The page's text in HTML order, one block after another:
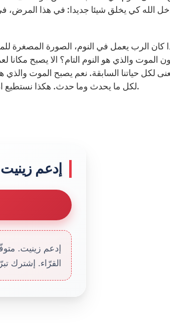
الله كي يخلق شيئا جديدا: في هذا
كان الرب يعمل في النوم، الصورة المصغرة
الموت والذي هو النوم التام؟ الا يصبح مكانا
لكل حياتنا السابقة. نعم يصبح الموت والذي
لكل ما يحدث وما حدث. هكذا نستطيع ان نفهم لماذا يقول بولس الرسول: “الموت هو ربح لي” (فل 1: 21).
إدعم زينيت
إدعم زينيت.
القرّاء. إشترك